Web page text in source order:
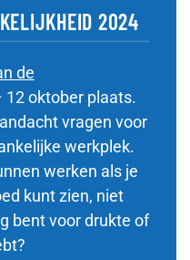
2024
de
12 oktober plaats.
vragen voor
werkplek.
werken als je
kunt zien, niet
bent voor drukte of